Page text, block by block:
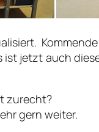
jetzt auch
zurecht?
gern weiter.